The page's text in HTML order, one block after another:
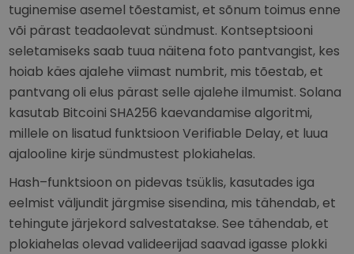
tuginemise asemel tõestamist, et sõnum toimus enne
või pärast teadaolevat sündmust. Kontseptsiooni
seletamiseks saab tuua näitena foto pantvangist, kes
hoiab käes ajalehe viimast numbrit, mis tõestab, et
pantvang oli elus pärast selle ajalehe ilmumist. Solana
kasutab Bitcoini SHA256 kaevandamise algoritmi,
millele on lisatud funktsioon Verifiable Delay, et luua
ajalooline kirje sündmustest plokiahelas.
Hash–funktsioon on pidevas tsüklis, kasutades iga
eelmist väljundit järgmise sisendina, mis tähendab, et
tehingute järjekord salvestatakse. See tähendab, et
plokiahelas olevad valideerijad saavad igasse plokki